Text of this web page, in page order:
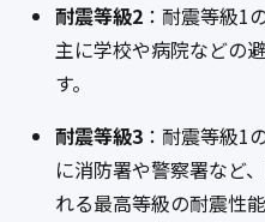
耐震等級2：耐震等級1
主に学校や病院などの
す。
耐震等級3：耐震等級1
に消防署や警察署など
れる最高等級の耐震性能